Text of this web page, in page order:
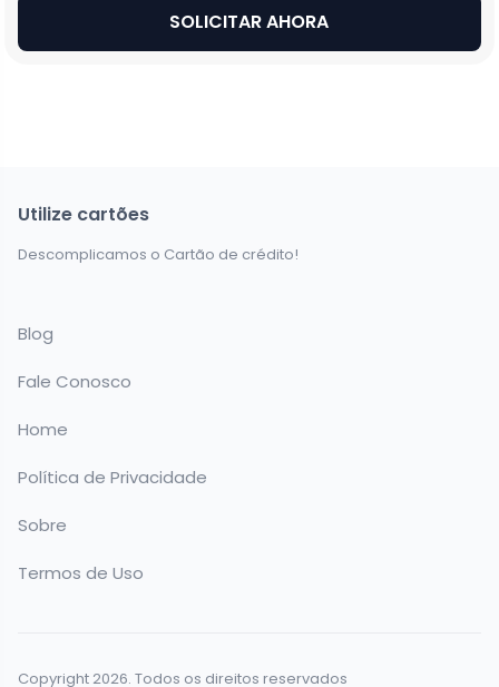
SOLICITAR AHORA
Utilize cartões
Descomplicamos o Cartão de crédito!
Blog
Fale Conosco
Home
Política de Privacidade
Sobre
Termos de Uso
Copyright 2026. Todos os direitos reservados